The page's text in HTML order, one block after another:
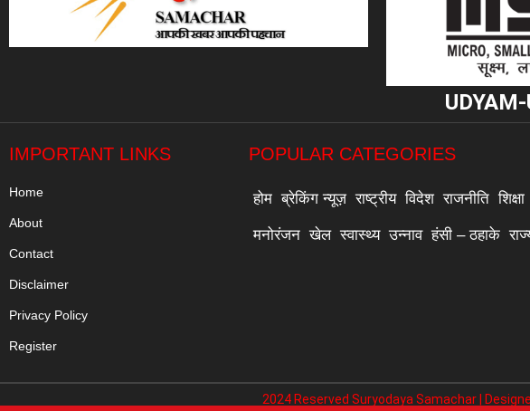
IMPORTANT LINKS
Home
About
Contact
Disclaimer
Privacy Policy
Register
POPULAR CATEGORIES
होम ब्रेकिंग न्यूज़ राष्ट्रीय विदेश राजनीति शिक्षा
मनोरंजन खेल स्वास्थ्य उन्नाव हंसी – ठहाके
2024 Reserved Suryodaya Samachar |